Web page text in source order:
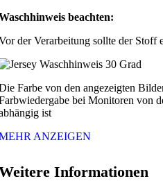
beachten:
der Verarbeitung sollte der Stoff
Farbe von den angezeigten
bei Monitoren von
ist
ANZEIGEN
Informationen